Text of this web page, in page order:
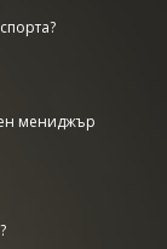
мениджър